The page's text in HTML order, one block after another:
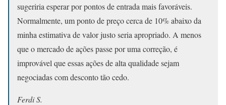
sugeriria esperar por pontos de entrada mais favoráveis.
Normalmente, um ponto de preço cerca de 10% abaixo da
minha estimativa de valor justo seria apropriado. A menos
que o mercado de ações passe por uma correção, é
improvável que essas ações de alta qualidade sejam
negociadas com desconto tão cedo.
Ferdi S.